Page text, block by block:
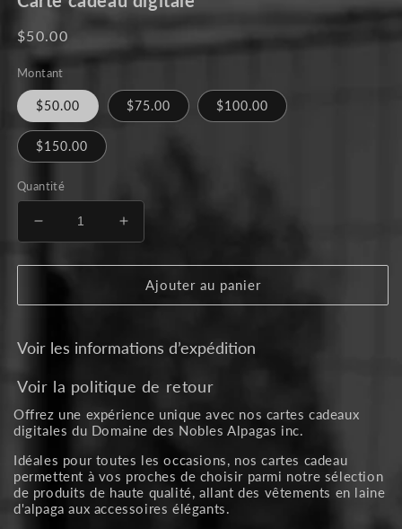
média
dans
une
fenêtre
modale
Prix
habituel
$50.00
Montant
$50.00 $75.00 $100.00
$150.00
Quantité
Réduire
la
quantité
Carte
digitale
Augmenter
la
quantité
Carte
digitale
Ajouter au panier
Voir les informations d’expédition
Voir la politique de retour
Offrez une expérience unique avec nos cartes cadeaux
digitales du Domaine des Nobles Alpagas inc.
Idéales pour toutes les occasions, nos cartes cadeau
permettent à vos proches de choisir parmi notre sélection
de produits de haute qualité, allant des vêtements en laine
d'alpaga aux accessoires élégants.